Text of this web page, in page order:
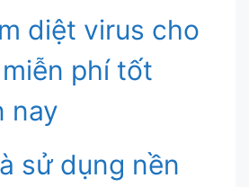
diệt virus cho
phí tốt
nay
sử dụng nền